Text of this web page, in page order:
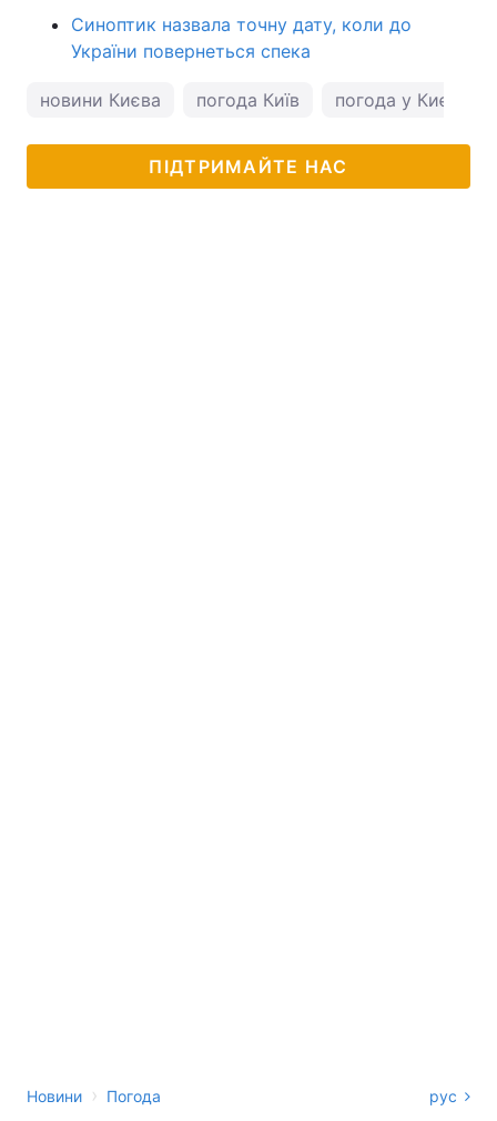
Синоптик назвала точну дату, коли до
України повернеться спека
новини Києва погода Київ погода у Києві
ПІДТРИМАЙТЕ НАС
Новини › Погода рус